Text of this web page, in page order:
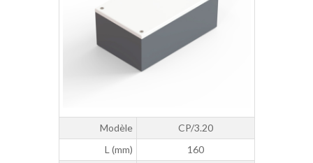
Modèle
CP/3.20
L (mm)
160